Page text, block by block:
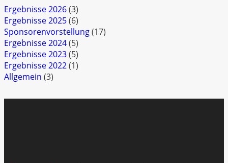
Ergebnisse 2026(3)
Ergebnisse 2025(6)
Sponsorenvorstellung(17)
Ergebnisse 2024(5)
Ergebnisse 2023(5)
Ergebnisse 2022(1)
Allgemein (3)